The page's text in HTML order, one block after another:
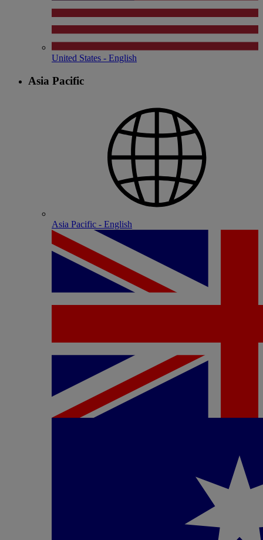
United States - English
Asia Pacific
Asia Pacific - English